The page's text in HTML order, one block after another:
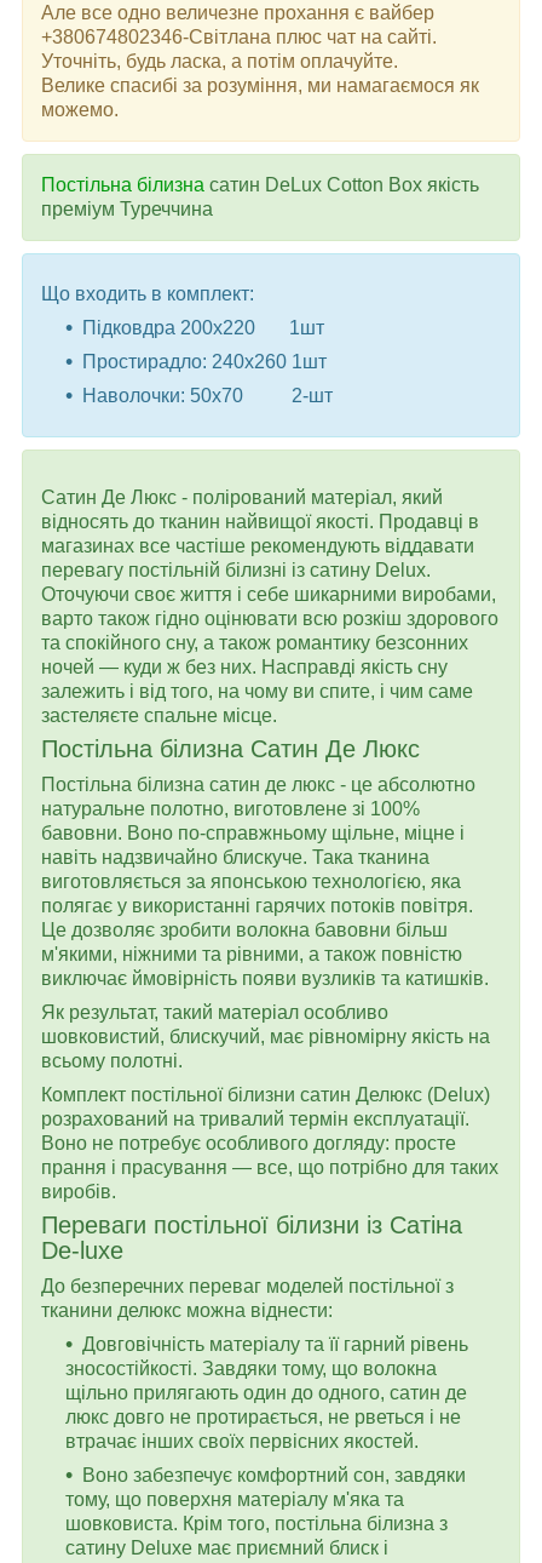
Але все одно величезне прохання є вайбер
+380674802346-Світлана плюс чат на сайті.
Уточніть, будь ласка, а потім оплачуйте.
Велике спасибі за розуміння, ми намагаємося як
можемо.
Постільна білизна сатин DeLux Cotton Box якість
преміум Туреччина
Що входить в комплект:
Підковдра 200x220 1шт
Простирадло: 240x260 1шт
Наволочки: 50x70 2-шт
Сатин Де Люкс - полірований матеріал, який
відносять до тканин найвищої якості. Продавці в
магазинах все частіше рекомендують віддавати
перевагу постільній білизні із сатину Delux.
Оточуючи своє життя і себе шикарними виробами,
варто також гідно оцінювати всю розкіш здорового
та спокійного сну, а також романтику безсонних
ночей — куди ж без них. Насправді якість сну
залежить і від того, на чому ви спите, і чим саме
застеляєте спальне місце.
Постільна білизна Сатин Де Люкс
Постільна білизна сатин де люкс - це абсолютно
натуральне полотно, виготовлене зі 100%
бавовни. Воно по-справжньому щільне, міцне і
навіть надзвичайно блискуче. Така тканина
виготовляється за японською технологією, яка
полягає у використанні гарячих потоків повітря.
Це дозволяє зробити волокна бавовни більш
м'якими, ніжними та рівними, а також повністю
виключає ймовірність появи вузликів та катишків.
Як результат, такий матеріал особливо
шовковистий, блискучий, має рівномірну якість на
всьому полотні.
Комплект постільної білизни сатин Делюкс (Delux)
розрахований на тривалий термін експлуатації.
Воно не потребує особливого догляду: просте
прання і прасування — все, що потрібно для таких
виробів.
Переваги постільної білизни із Сатіна
De-luxe
До безперечних переваг моделей постільної з
тканини делюкс можна віднести:
Довговічність матеріалу та її гарний рівень
зносостійкості. Завдяки тому, що волокна
щільно прилягають один до одного, сатин де
люкс довго не протирається, не рветься і не
втрачає інших своїх первісних якостей.
Воно забезпечує комфортний сон, завдяки
тому, що поверхня матеріалу м'яка та
шовковиста. Крім того, постільна білизна з
сатину Deluxe має приємний блиск і